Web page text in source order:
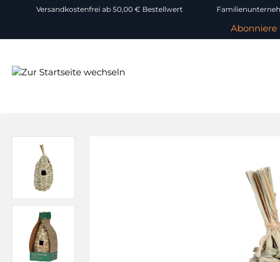
Versandkostenfrei ab 50,00 € Bestellwert
Abonniere